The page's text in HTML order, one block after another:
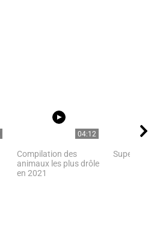
04:12
Compilation des
animaux les plus drôle
en 2021
Super Nice